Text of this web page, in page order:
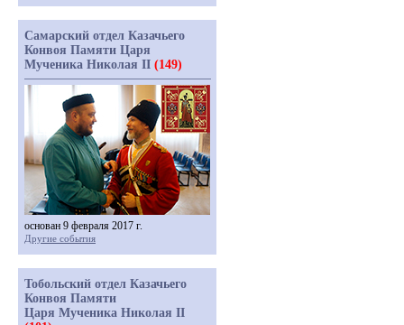
Самарский отдел Казачьего
Конвоя Памяти Царя
Мученика Николая II (149)
основан 9 февраля 2017 г.
Другие события
Тобольский отдел Казачьего
Конвоя Памяти
Царя Мученика Николая II